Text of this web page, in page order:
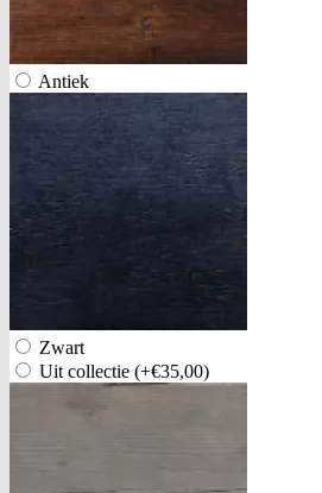
Antiek
Zwart
Uit collectie (+€35,00)